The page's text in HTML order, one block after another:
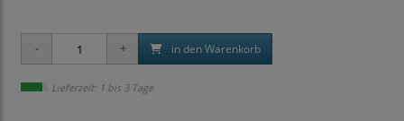
in den Warenkorb
Lieferzeit: 1 bis 3 Tage